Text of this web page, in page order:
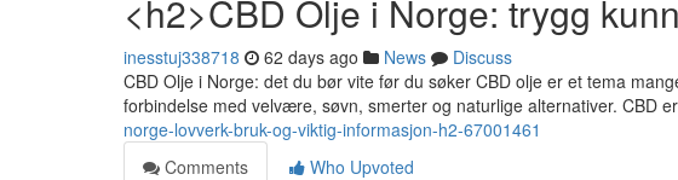
<h2>CBD Olje i Norge: trygg
inesstuj338718 62 days ago News
Discuss
CBD Olje i Norge: det du bør vite før du søker CBD olje er et tema
forbindelse med velvære, søvn, smerter og naturlige alternativer. CBD
norge-lovverk-bruk-og-viktig-informasjon-h2-67001461
Comments
Who Upvoted